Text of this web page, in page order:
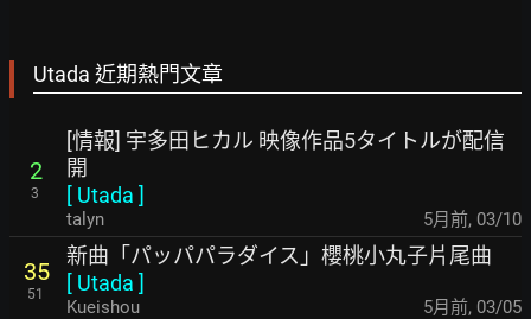
Utada 近期熱門文章
2
3
[情報] 宇多田ヒカル 映像作品5タイトルが配信
開
[ Utada ]
talyn 5月前, 03/10
35
51
新曲「パッパパラダイス」櫻桃小丸子片尾曲
[ Utada ]
Kueishou 5月前, 03/05